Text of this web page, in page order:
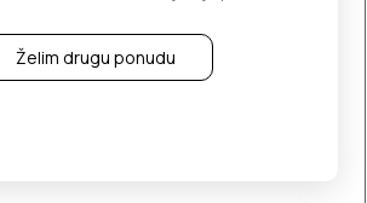
Želim drugu ponudu